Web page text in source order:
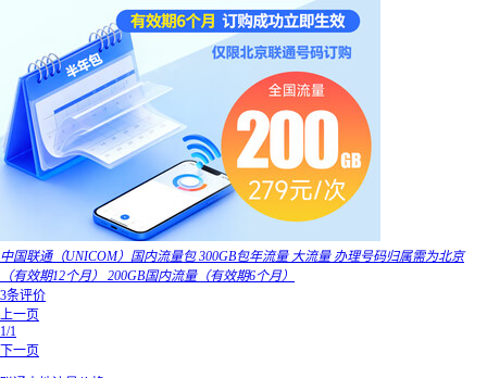
中国联通（UNICOM）国内流量包 300GB包年流量 大流量 办理号码归属需为北京
（有效期12个月） 200GB国内流量（有效期6个月）
3条评价
上一页
1/1
下一页